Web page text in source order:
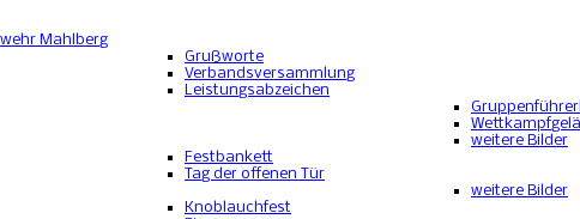
Mahlberg
Grußworte
Verbandsversammlung
Leistungsabzeichen
weitere Bilder
Festbankett
Tag der offenen Tür
weitere Bilder
Knoblauchfest